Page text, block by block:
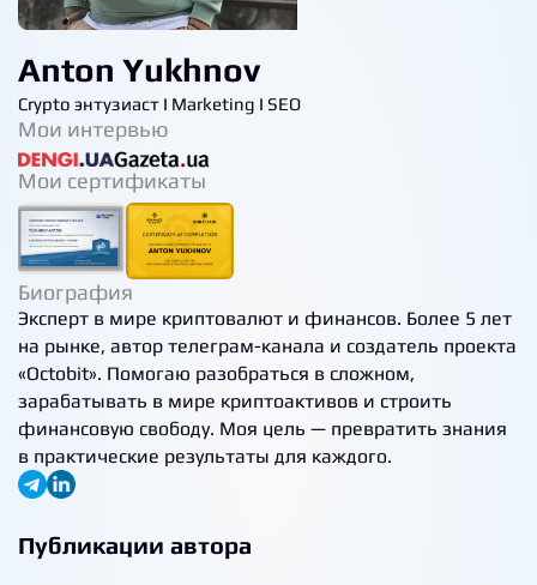
Anton Yukhnov
Crypto энтузиаст I Marketing I SEO
Мои интервью
Мои сертификаты
Биография
Эксперт в мире криптовалют и финансов. Более 5 лет
на рынке, автор телеграм-канала и создатель проекта
«Octobit». Помогаю разобраться в сложном,
зарабатывать в мире криптоактивов и строить
финансовую свободу. Моя цель — превратить знания
в практические результаты для каждого.
Публикации автора